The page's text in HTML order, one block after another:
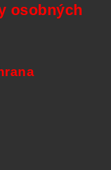
osobných